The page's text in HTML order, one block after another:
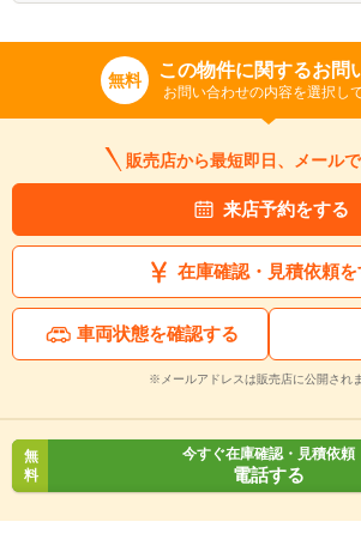
無料 この物件に関するお問
お問い合わせの内容を選択し
販売店から最短即日、メールで
来店予約をする
在庫確認・見積依頼を
車両状態を確認する
※メールアドレスは販売店に公開され
無
料
今すぐ在庫確認・見積依頼
電話する